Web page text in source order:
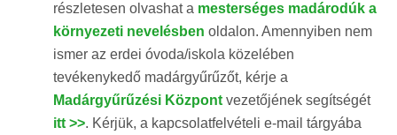
részletesen olvashat a mesterséges madárodúk a
környezeti nevelésben oldalon. Amennyiben nem
ismer az erdei óvoda/iskola közelében
tevékenykedő madárgyűrűzőt, kérje a
Madárgyűrűzési Központ vezetőjének segítségét
itt >>. Kérjük, a kapcsolatfelvételi e-mail tárgyába